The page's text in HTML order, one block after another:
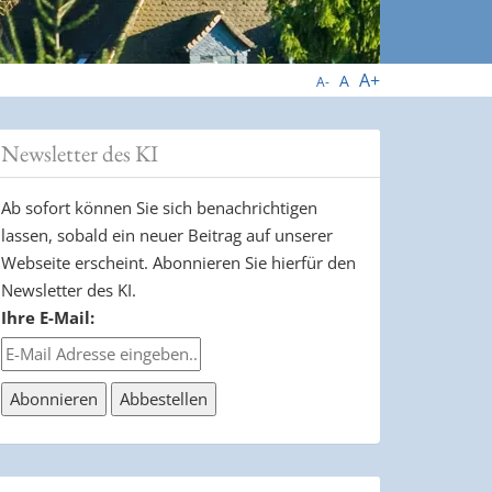
A- A A+
Newsletter des KI
Ab sofort können Sie sich benachrichtigen
lassen, sobald ein neuer Beitrag auf unserer
Webseite erscheint. Abonnieren Sie hierfür den
Newsletter des KI.
Ihre E-Mail: